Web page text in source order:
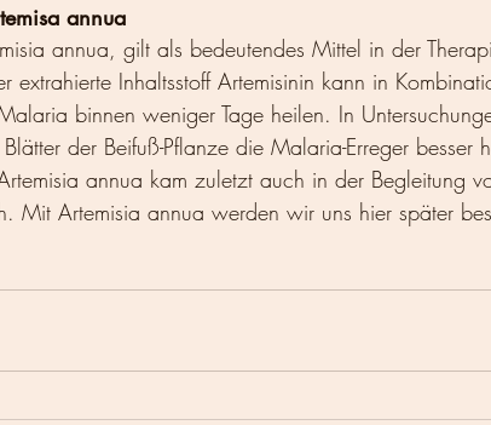
annua
annua, gilt als bedeutendes Mittel in der
extrahierte Inhaltsstoff Artemisinin kann in
binnen weniger Tage heilen. In
der Beifuß-Pflanze die Malaria-Erreger besser
annua kam zuletzt auch in der Begleitung
Mit Artemisia annua werden wir uns hier später